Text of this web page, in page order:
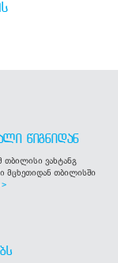
ᲬᲘᲒᲜᲘᲓᲐᲜ
თბილისი ვახტანგ
მცხეთიდან თბილისში